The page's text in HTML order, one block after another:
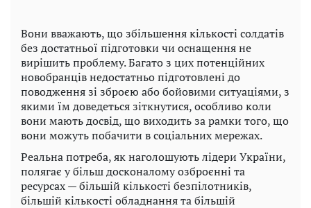
Вони вважають, що збільшення кількості солдатів
без достатньої підготовки чи оснащення не
вирішить проблему. Багато з цих потенційних
новобранців недостатньо підготовлені до
поводження зі зброєю або бойовими ситуаціями, з
якими їм доведеться зіткнутися, особливо коли
вони мають досвід, що виходить за рамки того, що
вони можуть побачити в соціальних мережах.
Реальна потреба, як наголошують лідери України,
полягає у більш досконалому озброєнні та
ресурсах — більшій кількості безпілотників,
більшій кількості обладнання та більшій